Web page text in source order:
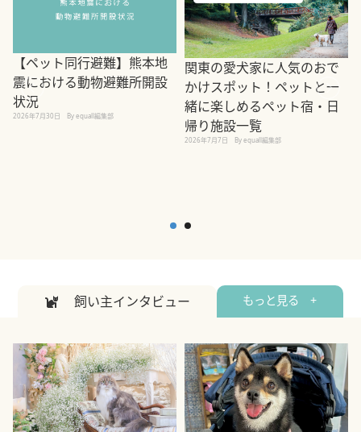
【ペット同行避難】熊本地
震における動物避難所開設
状況
2026年7月30日 By equall編集部
関東の愛犬家に人気のおで
かけスポット！ペットと一
緒に楽しめるペット宿・日
帰り施設一覧
2026年7月7日 By equall編集部
飼い主インタビュー もっと見る +